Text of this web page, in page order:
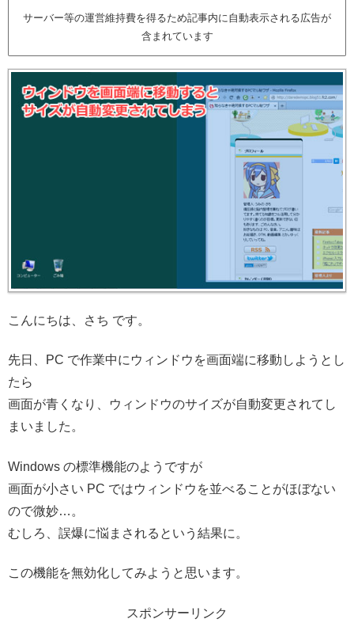
サーバー等の運営維持費を得るため記事内に自動表示される広告が
含まれています
こんにちは、さち です。
先日、PC で作業中にウィンドウを画面端に移動しようとし
たら
画面が青くなり、ウィンドウのサイズが自動変更されてし
まいました。
Windows の標準機能のようですが
画面が小さい PC ではウィンドウを並べることがほぼない
ので微妙…。
むしろ、誤爆に悩まされるという結果に。
この機能を無効化してみようと思います。
スポンサーリンク